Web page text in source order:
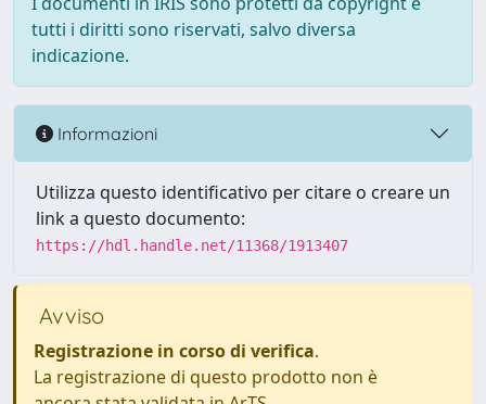
tutti i diritti sono riservati, salvo diversa
indicazione.
Informazioni
Utilizza questo identificativo per citare o creare un
link a questo documento:
https://hdl.handle.net/11368/1913407
Avviso
Registrazione in corso di verifica.
La registrazione di questo prodotto non è